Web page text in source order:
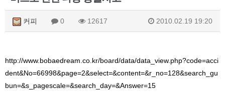
커피 0 12617 2010.02.19 19:20
http://www.bobaedream.co.kr/board/data/data_view.php?code=acci
dent&No=66998&page=2&select=&content=&r_no=128&search_gu
bun=&s_pagescale=&search_day=&Answer=15